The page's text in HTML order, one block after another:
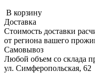
В корзину
Доставка
Стоимость доставки
от региона вашего
Самовывоз
Любой объем со склада
ул. Симферопольская, 62